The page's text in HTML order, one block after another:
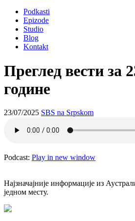
Podkasti
Epizode
Studio
Blog
Kontakt
Преглед вести за
године
23/07/2025 SBS na Srpskom
Podcast: Play in new window
Најзначајније информације из
једном месту.